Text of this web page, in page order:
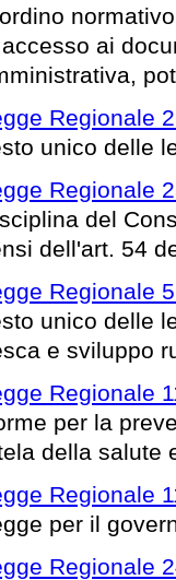
ai
Regionale
unico delle
Regionale
del
dell'art. 54
Regionale
unico delle
e sviluppo
Regionale
per la
della salute
Regionale
per il
Regionale